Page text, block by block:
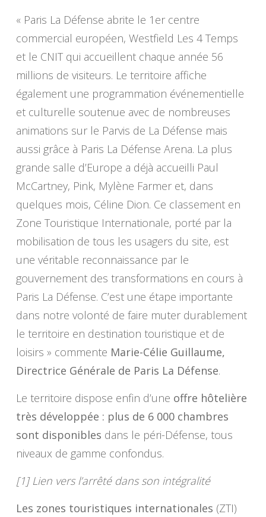
« Paris La Défense abrite le 1er centre
commercial européen, Westfield Les 4 Temps
et le CNIT qui accueillent chaque année 56
millions de visiteurs. Le territoire affiche
également une programmation événementielle
et culturelle soutenue avec de nombreuses
animations sur le Parvis de La Défense mais
aussi grâce à Paris La Défense Arena. La plus
grande salle d’Europe a déjà accueilli Paul
McCartney, Pink, Mylène Farmer et, dans
quelques mois, Céline Dion. Ce classement en
Zone Touristique Internationale, porté par la
mobilisation de tous les usagers du site, est
une véritable reconnaissance par le
gouvernement des transformations en cours à
Paris La Défense. C’est une étape importante
dans notre volonté de faire muter durablement
le territoire en destination touristique et de
loisirs » commente Marie-Célie Guillaume,
Directrice Générale de Paris La Défense.
Le territoire dispose enfin d’une offre hôtelière
très développée : plus de 6 000 chambres
sont disponibles dans le péri-Défense, tous
niveaux de gamme confondus.
[1] Lien vers l’arrêté dans son intégralité
Les zones touristiques internationales (ZTI)